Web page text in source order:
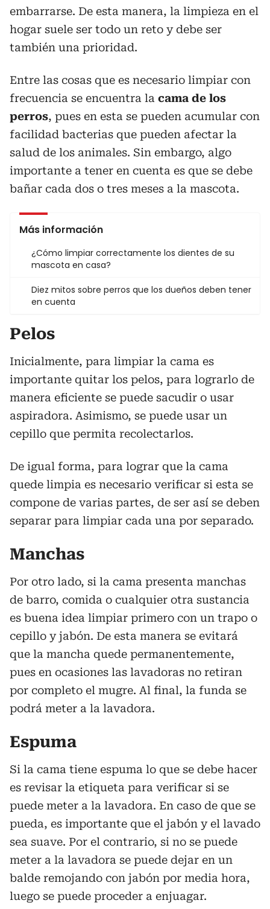
embarrarse. De esta manera, la limpieza en el
hogar suele ser todo un reto y debe ser
también una prioridad.
Entre las cosas que es necesario limpiar con
frecuencia se encuentra la cama de los
perros, pues en esta se pueden acumular con
facilidad bacterias que pueden afectar la
salud de los animales. Sin embargo, algo
importante a tener en cuenta es que se debe
bañar cada dos o tres meses a la mascota.
Más información
¿Cómo limpiar correctamente los dientes de su
mascota en casa?
Diez mitos sobre perros que los dueños deben tener
en cuenta
Pelos
Inicialmente, para limpiar la cama es
importante quitar los pelos, para lograrlo de
manera eficiente se puede sacudir o usar
aspiradora. Asimismo, se puede usar un
cepillo que permita recolectarlos.
De igual forma, para lograr que la cama
quede limpia es necesario verificar si esta se
compone de varias partes, de ser así se deben
separar para limpiar cada una por separado.
Manchas
Por otro lado, si la cama presenta manchas
de barro, comida o cualquier otra sustancia
es buena idea limpiar primero con un trapo o
cepillo y jabón. De esta manera se evitará
que la mancha quede permanentemente,
pues en ocasiones las lavadoras no retiran
por completo el mugre. Al final, la funda se
podrá meter a la lavadora.
Espuma
Si la cama tiene espuma lo que se debe hacer
es revisar la etiqueta para verificar si se
puede meter a la lavadora. En caso de que se
pueda, es importante que el jabón y el lavado
sea suave. Por el contrario, si no se puede
meter a la lavadora se puede dejar en un
balde remojando con jabón por media hora,
luego se puede proceder a enjuagar.